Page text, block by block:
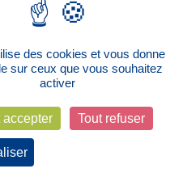
des cookies et vous donne
sur ceux que vous souhaitez
activer
accepter Tout refuser